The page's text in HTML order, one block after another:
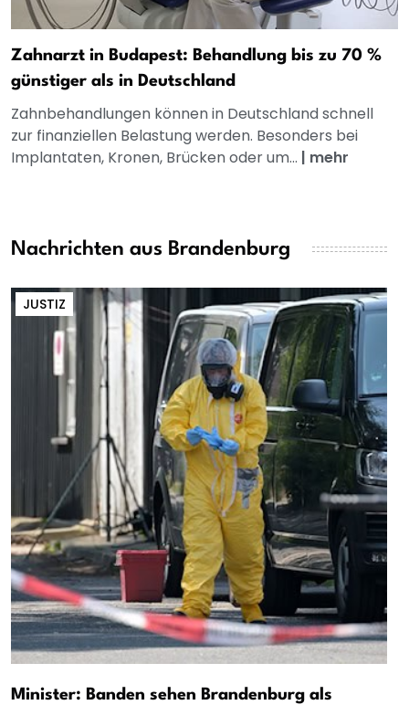
Zahnarzt in Budapest: Behandlung bis zu 70 %
günstiger als in Deutschland
Zahnbehandlungen können in Deutschland schnell
zur finanziellen Belastung werden. Besonders bei
Implantaten, Kronen, Brücken oder um... | mehr
Nachrichten aus Brandenburg
JUSTIZ
Minister: Banden sehen Brandenburg als